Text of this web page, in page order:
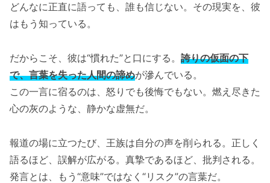
どんなに正直に語っても、誰も信じない。その現実を、彼
はもう知っている。
だからこそ、彼は“慣れた”と口にする。 誇りの仮面の下
で、言葉を失った人間の諦めが滲んでいる。
この一言に宿るのは、怒りでも後悔でもない。燃え尽きた
心の灰のような、静かな虚無だ。
報道の場に立つたび、王族は自分の声を削られる。正しく
語るほど、誤解が広がる。真摯であるほど、批判される。
発言とは、もう“意味”ではなく“リスク”の言葉だ。